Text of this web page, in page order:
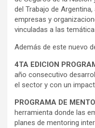
del Trabajo de
empresas y
vinculadas a las
Además de este nuevo
4TA EDICION
año consecutivo
el sector y con un
PROGRAMA DE
herramienta donde las
planes de mentoring